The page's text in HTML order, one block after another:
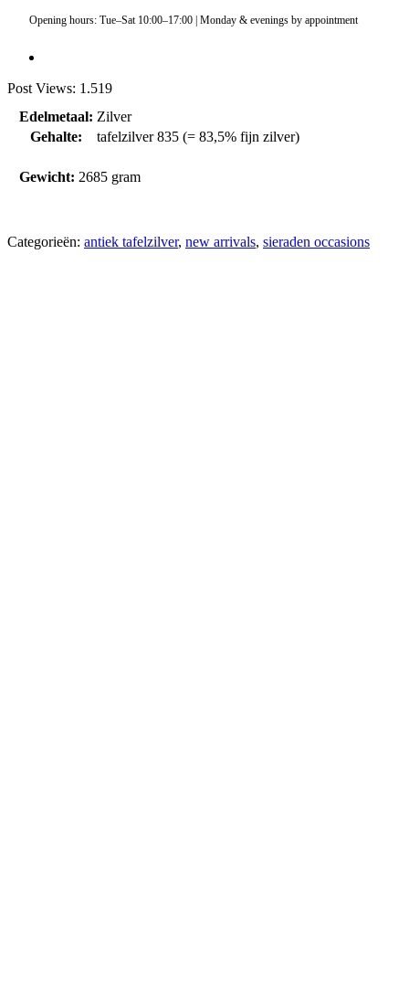
Opening hours: Tue–Sat 10:00–17:00 | Monday & evenings by appointment
Post Views: 1.519
Edelmetaal: Zilver
Gehalte:
tafelzilver 835 (= 83,5% fijn zilver)
Gewicht: 2685 gram
Categorieën: antiek tafelzilver, new arrivals, sieraden occasions